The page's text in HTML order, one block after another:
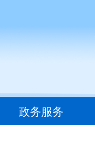
政务服务